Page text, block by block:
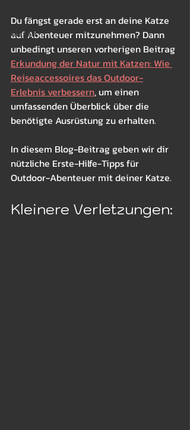
Rassen
Du fängst gerade erst an deine Katze
auf Abenteuer mitzunehmen? Dann
unbedingt unseren vorherigen Beitrag
Erkundung der Natur mit Katzen: Wie
Reiseaccessoires das Outdoor-
Erlebnis verbessern, um einen
umfassenden Überblick über die
benötigte Ausrüstung zu erhalten.
In diesem Blog-Beitrag geben wir dir
nützliche Erste-Hilfe-Tipps für
Outdoor-Abenteuer mit deiner Katze.
Kleinere Verletzungen: